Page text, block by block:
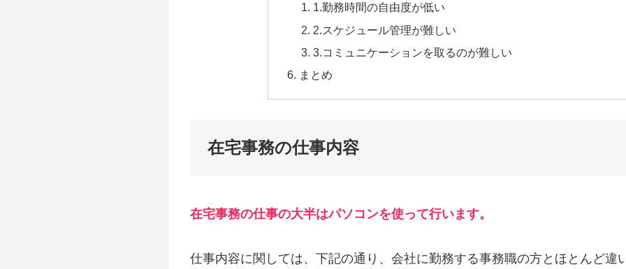
1.勤務時間の自由度が低い
2.スケジュール管理が難しい
3.コミュニケーションを取るのが難しい
まとめ
在宅事務の仕事内容
在宅事務の仕事の大半はパソコンを使って行います。
仕事内容に関しては、下記の通り、会社に勤務する事務職の方とほとんど違